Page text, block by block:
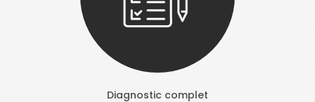
Diagnostic complet